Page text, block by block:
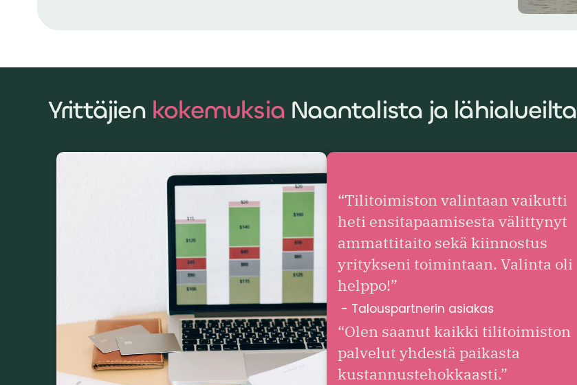
Yrittäjien kokemuksia Naantalista ja lähialueilta
“Tilitoimiston valintaan vaikutti
heti ensitapaamisesta välittynyt
ammattitaito sekä kiinnostus
yritykseni toimintaan. Valinta oli
helppo!”
- Talouspartnerin asiakas
“Olen saanut kaikki tilitoimiston
palvelut yhdestä paikasta
kustannustehokkaasti.”